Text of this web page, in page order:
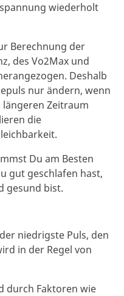
wiederholt
Berechnung der
des Vo2Max und
Deshalb
nur ändern, wenn
Zeitraum
die
Du am Besten
gut geschlafen hast,
gesund bist.
niedrigste Puls, den
in der Regel von
durch Faktoren wie